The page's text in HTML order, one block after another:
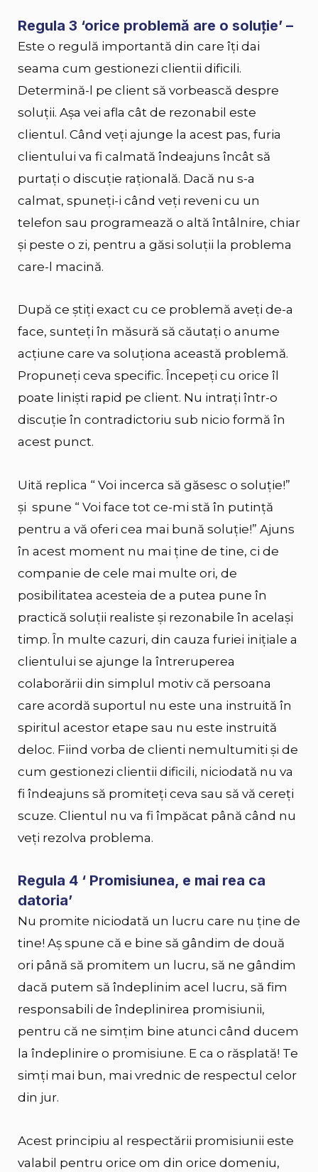
Regula 3 ‘orice problemă are o soluție’ –
Este o regulă importantă din care îți dai
seama cum gestionezi clientii dificili.
Determină-l pe client să vorbească despre
soluţii. Aşa vei afla cât de rezonabil este
clientul. Când veţi ajunge la acest pas, furia
clientului va fi calmată îndeajuns încât să
purtați o discuţie raţională. Dacă nu s-a
calmat, spuneţi-i când veţi reveni cu un
telefon sau programează o altă întâlnire, chiar
şi peste o zi, pentru a găsi soluţii la problema
care-l macină.
După ce știţi exact cu ce problemă aveţi de-a
face, sunteţi în măsură să căutaţi o anume
acţiune care va soluționa această problemă.
Propuneţi ceva specific. Începeţi cu orice îl
poate liniști rapid pe client. Nu intraţi într-o
discuţie în contradictoriu sub nicio formă în
acest punct.
Uită replica “ Voi incerca să găsesc o soluție!”
și spune “ Voi face tot ce-mi stă în putință
pentru a vă oferi cea mai bună soluție!” Ajuns
în acest moment nu mai ține de tine, ci de
companie de cele mai multe ori, de
posibilitatea acesteia de a putea pune în
practică soluții realiste și rezonabile în același
timp. În multe cazuri, din cauza furiei inițiale a
clientului se ajunge la întreruperea
colaborării din simplul motiv că persoana
care acordă suportul nu este una instruită în
spiritul acestor etape sau nu este instruită
deloc. Fiind vorba de clienti nemultumiti și de
cum gestionezi clientii dificili, niciodată nu va
fi îndeajuns să promiteți ceva sau să vă cereți
scuze. Clientul nu va fi împăcat până când nu
veţi rezolva problema.
Regula 4 ‘ Promisiunea, e mai rea ca
datoria’
Nu promite niciodată un lucru care nu ţine de
tine! Aş spune că e bine să gândim de două
ori până să promitem un lucru, să ne gândim
dacă putem să îndeplinim acel lucru, să fim
responsabili de îndeplinirea promisiunii,
pentru că ne simţim bine atunci când ducem
la îndeplinire o promisiune. E ca o răsplată! Te
simţi mai bun, mai vrednic de respectul celor
din jur.
Acest principiu al respectării promisiunii este
valabil pentru orice om din orice domeniu,